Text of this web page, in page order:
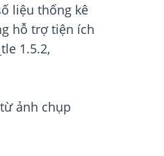
liệu thống kê
hỗ trợ tiện ích
1.5.2,
ảnh chụp